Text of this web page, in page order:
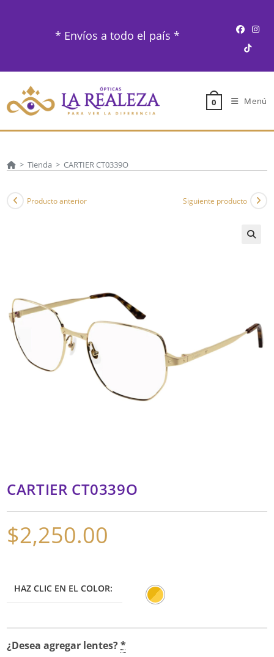
* Envíos a todo el país *
0 Menú
> Tienda > CARTIER CT0339O
Producto anterior Siguiente producto
CARTIER CT0339O
$2,250.00
HAZ CLIC EN EL COLOR:
¿Desea agregar lentes?*